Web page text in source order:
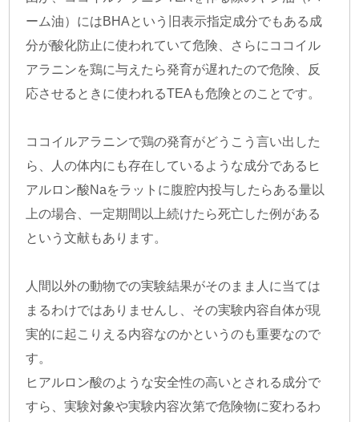
ーム油）にはBHAという旧表示指定成分でもある成
分が酸化防止に使われていて危険、さらにココイル
アラニンを鶏に与えたら発育が遅れたので危険、反
応させるときに使われるTEAも危険とのことです。
ココイルアラニンで鶏の発育がどうこう言い出した
ら、人の体内にも存在しているような成分であるヒ
アルロン酸Naをラットに腹腔内投与したらある量以
上の場合、一定期間以上続けたら死亡した例がある
という文献もあります。
人間以外の動物での実験結果がそのまま人に当ては
まるわけではありませんし、その実験内容自体が現
実的に起こりえる内容なのかというのも重要なので
す。
ヒアルロン酸のような安全性の高いとされる成分で
すら、実験対象や実験内容次第で危険物に変わるわ